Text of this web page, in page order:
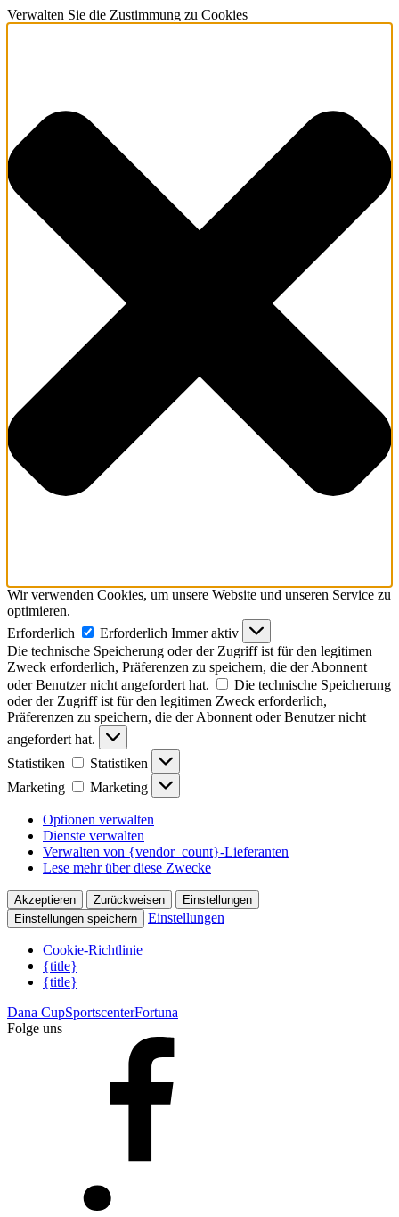
Verwalten Sie die Zustimmung zu Cookies
Wir verwenden Cookies, um unsere Website und unseren Service zu
optimieren.
Erforderlich
Erforderlich Immer aktiv
Die technische Speicherung oder der Zugriff ist für den legitimen
Zweck erforderlich, Präferenzen zu speichern, die der Abonnent
oder Benutzer nicht angefordert hat.
Die technische Speicherung
oder der Zugriff ist für den legitimen Zweck erforderlich,
Präferenzen zu speichern, die der Abonnent oder Benutzer nicht
angefordert hat.
Statistiken
Statistiken
Marketing
Marketing
Optionen verwalten
Dienste verwalten
Verwalten von {vendor_count}-Lieferanten
Lese mehr über diese Zwecke
Akzeptieren Zurückweisen
Einstellungen
Einstellungen speichern
Einstellungen
Cookie-Richtlinie
{title}
{title}
Dana CupSportscenterFortuna
Folge uns